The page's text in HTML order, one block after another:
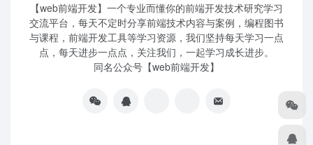
【web前端开发】一个专业而懂你的前端开发技术研究学习
交流平台，每天不定时分享前端技术内容与案例，编程图书
与课程，前端开发工具等学习资源，我们坚持每天学习一点
点，每天进步一点点，关注我们，一起学习成长进步。
同名公众号【web前端开发】